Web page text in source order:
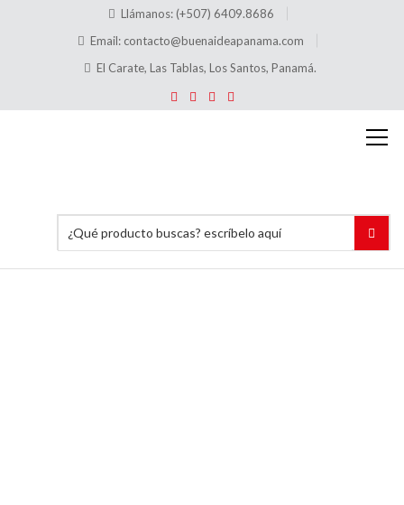
Llámanos: (+507) 6409.8686
Email: contacto@buenaideapanama.com
El Carate, Las Tablas, Los Santos, Panamá.